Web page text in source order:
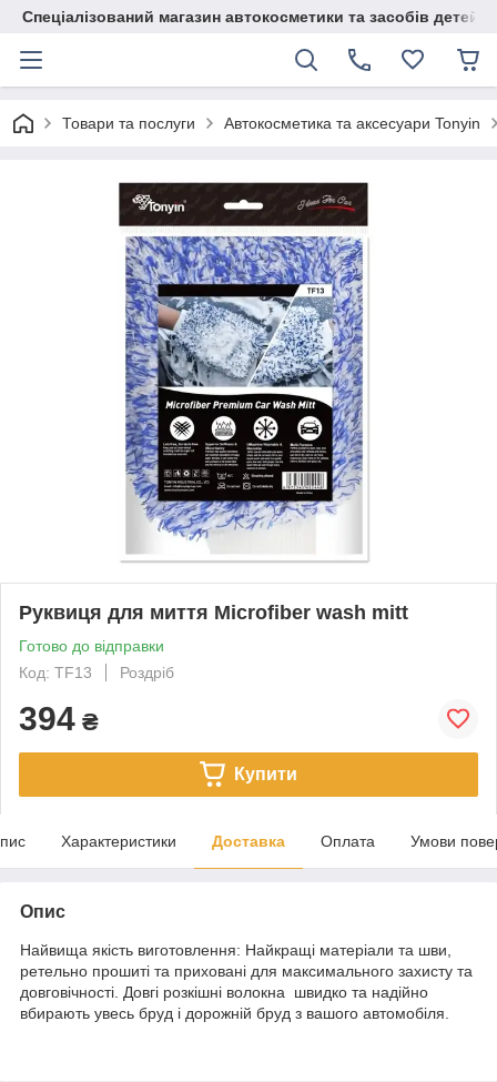
Спеціалізований магазин автокосметики та засобів
Товари та послуги Автокосметика та аксесуари Tonyin
Руквиця для миття Microfiber wash mitt
Готово до відправки
Код: TF13
Роздріб
394 ₴
Купити
Характеристики Доставка Оплата Умови
Опис
Найвища якість виготовлення: Найкращі матеріали та шви,
ретельно прошиті та приховані для максимального захисту та
довговічності. Довгі розкішні волокна швидко та надійно
вбирають увесь бруд і дорожній бруд з вашого автомобіля.